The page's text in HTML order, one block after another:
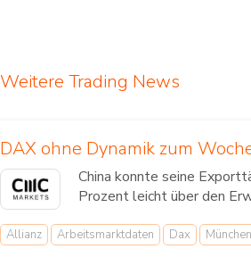
Weitere Trading News
DAX ohne Dynamik zum
China konnte seine
Prozent leicht über den
Allianz Arbeitsmarktdaten Dax